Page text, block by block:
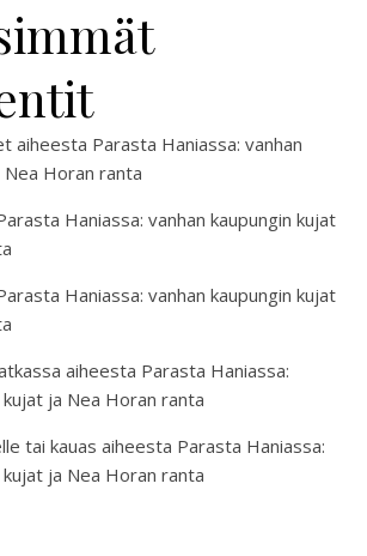
aiheesta Parasta Haniassa: vanhan
Horan ranta
Haniassa: vanhan kaupungin kujat
Haniassa: vanhan kaupungin kujat
aiheesta Parasta Haniassa:
kujat ja Nea Horan ranta
tai kauas aiheesta Parasta Haniassa:
kujat ja Nea Horan ranta